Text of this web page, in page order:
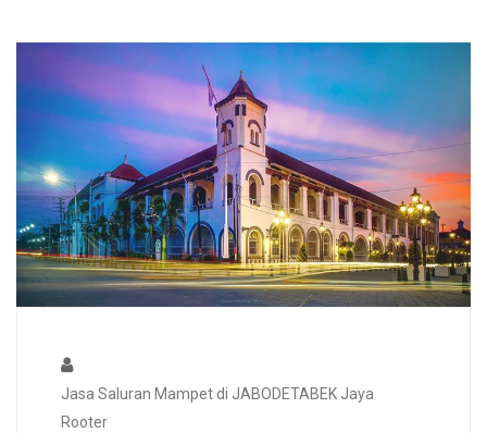
Jasa Saluran Mampet di JABODETABEK Jaya
Rooter